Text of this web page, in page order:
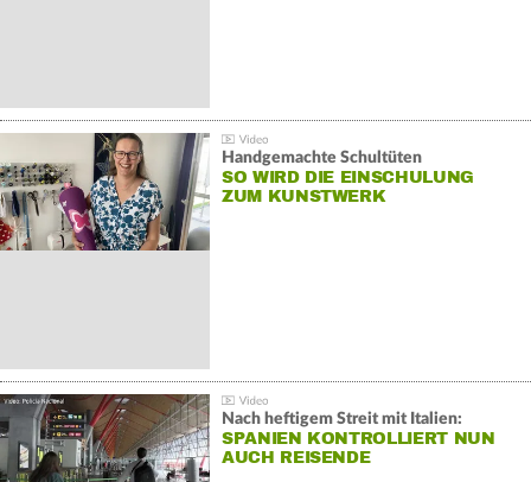
Handgemachte Schultüten
SO WIRD DIE EINSCHULUNG
ZUM KUNSTWERK
Nach heftigem Streit mit Italien:
SPANIEN KONTROLLIERT NUN
AUCH REISENDE